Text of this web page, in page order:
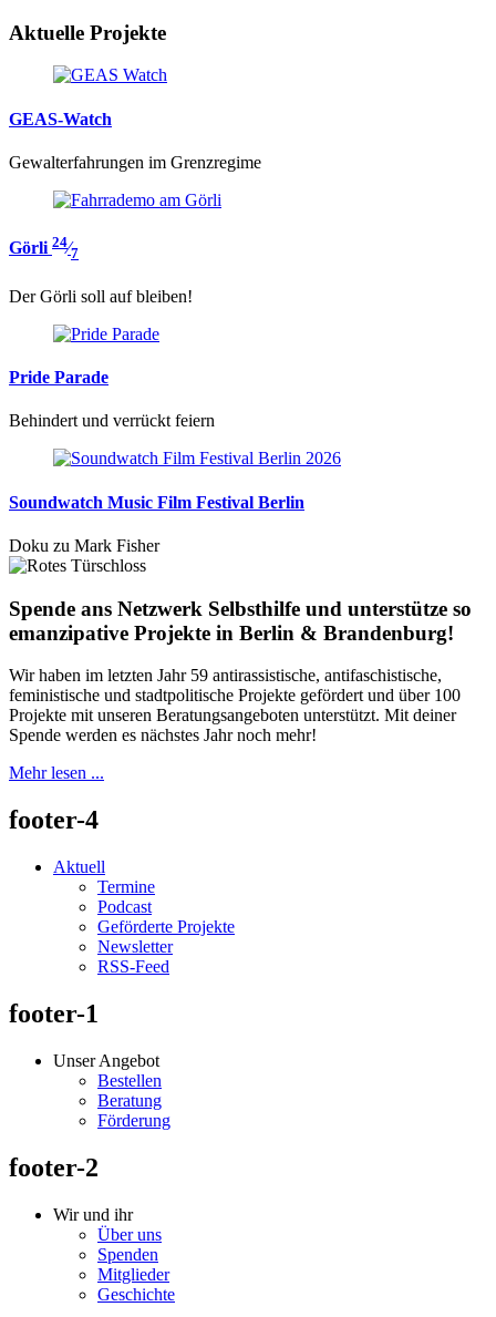
Aktuelle Projekte
GEAS-Watch
Gewalterfahrungen im Grenzregime
Görli 24⁄7
Der Görli soll auf bleiben!
Pride Parade
Behindert und verrückt feiern
Soundwatch Music Film Festival Berlin
Doku zu Mark Fisher
Spende ans Netzwerk Selbsthilfe und unterstütze so
emanzipative Projekte in Berlin & Brandenburg!
Wir haben im letzten Jahr 59 antirassistische, antifaschistische,
feministische und stadtpolitische Projekte gefördert und über 100
Projekte mit unseren Beratungsangeboten unterstützt. Mit deiner
Spende werden es nächstes Jahr noch mehr!
Mehr lesen ...
footer-4
Aktuell
Termine
Podcast
Geförderte Projekte
Newsletter
RSS-Feed
footer-1
Unser Angebot
Bestellen
Beratung
Förderung
footer-2
Wir und ihr
Über uns
Spenden
Mitglieder
Geschichte